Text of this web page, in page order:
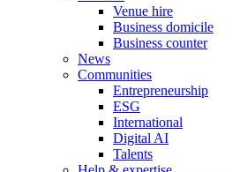
Venue hire
Business domicile
Business counter
News
Communities
Entrepreneurship
ESG
International
Digital AI
Talents